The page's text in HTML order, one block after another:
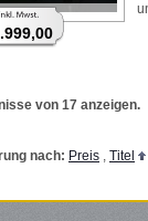
von 17 anzeigen.
nach: Preis , Titel